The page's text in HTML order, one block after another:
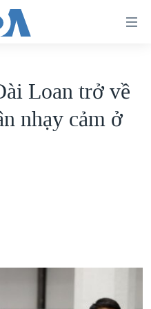
MỸ: QUÁ KHỨ VÀ HIỆN
Loan trở về
nhạy cảm ở